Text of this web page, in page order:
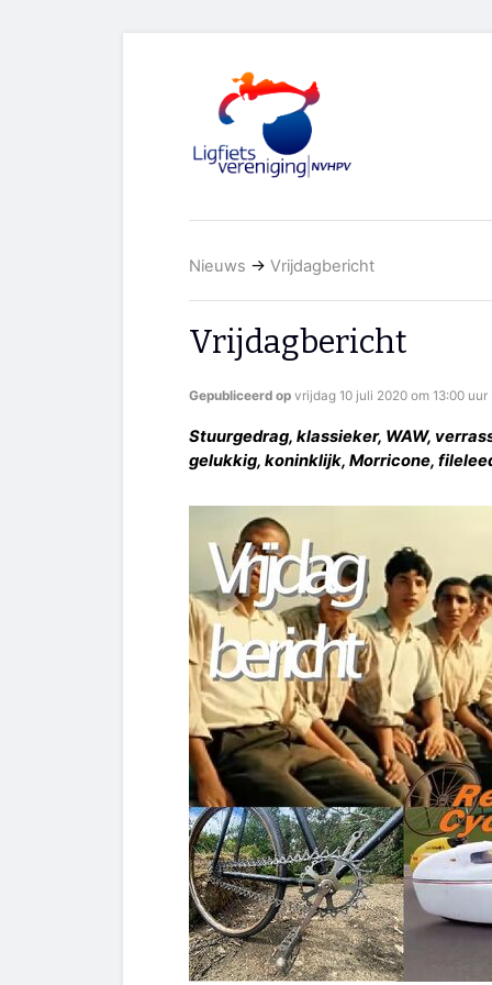
Nieuws → Vrijdagbericht
Vrijdagbericht
Gepubliceerd op vrijdag 10 juli 2020 om 13:00 uur
Stuurgedrag, klassieker, WAW,
gelukkig, koninklijk, Morricone,